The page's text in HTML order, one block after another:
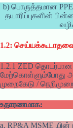
b) பொருத்தமான
தயாரிப்புகளின்
1.2:
1.2.1 ZED
மேற்கொள்ளும்போது
முறைகேடு /
உதாரணமாக:
a. RP&A MSME